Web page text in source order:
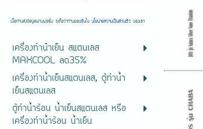
เมื่อท่านส่งข้อมูลผ่านฟอร์ม จะถือว่าท่านยอมรับในนโยบายความเป็นส่วนตัว ของเรา
เครื่องทําน้ําเย็น สแตนเลส
MAXCOOL ลด35%
เครื่องทำน้ำเย็นสแตนเลส, ตู้ทำน้ำ
เย็นสแตนเลส
ตู้ทำน้ำร้อน น้ำเย็นสแตนเลส หรือ
เครื่องทำน้ำร้อน น้ำเย็น